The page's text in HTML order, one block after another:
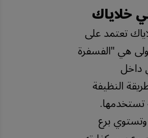
خلاياك
تعتمد على
هي "الفسفرة
داخل
النظيفة
تستخدمها.
برع